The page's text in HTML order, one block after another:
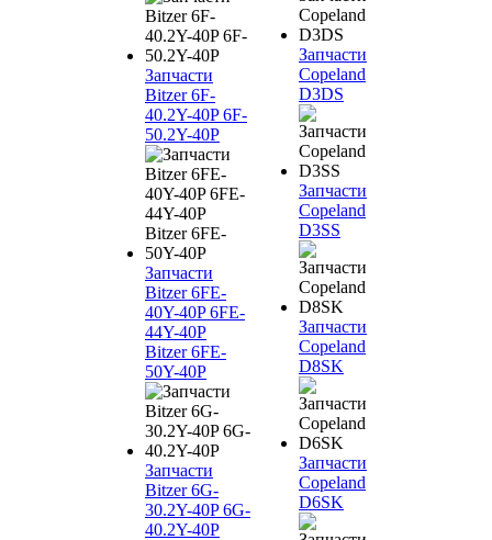
Запчасти
Bitzer 6F-
40.2Y-40P 6F-
50.2Y-40P
Запчасти
Bitzer 6FE-
40Y-40P 6FE-
44Y-40P
Bitzer 6FE-
50Y-40P
Запчасти
Bitzer 6G-
30.2Y-40P 6G-
40.2Y-40P
Запчасти
Copeland
D3DS
Запчасти
Copeland
D3SS
Запчасти
Copeland
D8SK
Запчасти
Copeland
D6SK